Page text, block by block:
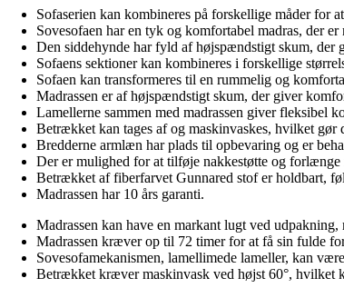
Sofaserien kan kombineres på forskellige måder for
Sovesofaen har en tyk og komfortabel madras, der er
Den siddehynde har fyld af højspændstigt skum,
Sofaens sektioner kan kombineres i forskellige
Sofaen kan transformeres til en rummelig og
Madrassen er af højspændstigt skum, der giver
Lamellerne sammen med madrassen giver fleksibel
Betrækket kan tages af og maskinvaskes, hvilket gør
Bredderne armlæn har plads til opbevaring og er
Der er mulighed for at tilføje nakkestøtte og
Betrækket af fiberfarvet Gunnared stof er holdbart,
Madrassen har 10 års garanti.
Madrassen kan have en markant lugt ved
Madrassen kræver op til 72 timer for at få sin fulde
Sovesofamekanismen, lamellimede lameller, kan
Betrækket kræver maskinvask ved højst 60°, hvilket